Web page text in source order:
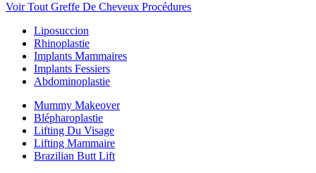
Voir Tout Greffe De Cheveux Procédures
Liposuccion
Rhinoplastie
Implants Mammaires
Implants Fessiers
Abdominoplastie
Mummy Makeover
Blépharoplastie
Lifting Du Visage
Lifting Mammaire
Brazilian Butt Lift